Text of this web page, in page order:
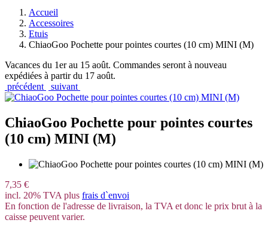
Accueil
Accessoires
Etuis
ChiaoGoo Pochette pour pointes courtes (10 cm) MINI (M)
Vacances du 1er au 15 août. Commandes seront à nouveau
expédiées à partir du 17 août.
précédent
suivant
ChiaoGoo Pochette pour pointes courtes
(10 cm) MINI (M)
7,35 €
incl. 20% TVA plus frais d`envoi
En fonction de l'adresse de livraison, la TVA et donc le prix brut à la
caisse peuvent varier.